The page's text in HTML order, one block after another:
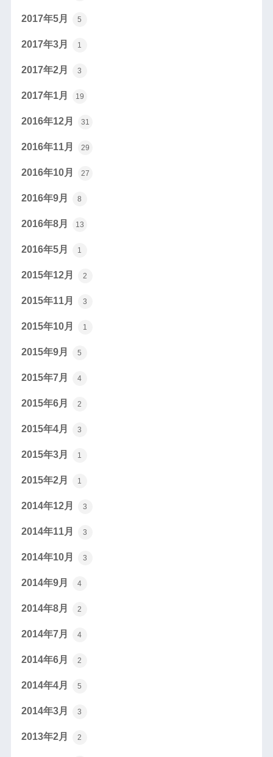
2017年5月 5
2017年3月 1
2017年2月 3
2017年1月 19
2016年12月 31
2016年11月 29
2016年10月 27
2016年9月 8
2016年8月 13
2016年5月 1
2015年12月 2
2015年11月 3
2015年10月 1
2015年9月 5
2015年7月 4
2015年6月 2
2015年4月 3
2015年3月 1
2015年2月 1
2014年12月 3
2014年11月 3
2014年10月 3
2014年9月 4
2014年8月 2
2014年7月 4
2014年6月 2
2014年4月 5
2014年3月 3
2013年2月 2